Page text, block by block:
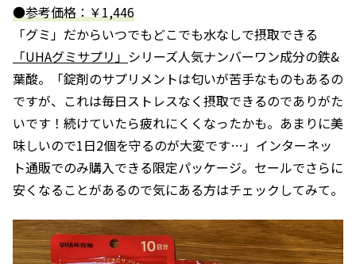
●参考価格：￥1,446
「グミ」だからいつでもどこでも水なしで摂取できる
「UHAグミサプリ」 シリーズ人気ナンバーワン成分の鉄&
葉酸。「錠剤のサプリメントは匂いが苦手なものもあるの
ですが、これは毎日ストレスなく摂取できるのでありがた
いです！続けていたら疲れにくくなったかも。あまりに美
味しいので1日2個を守るのが大変です…」インターネッ
ト通販でのみ購入できる限定パッケージ。セールでさらに
安くなることがあるので気にある方はチェックしてみて。